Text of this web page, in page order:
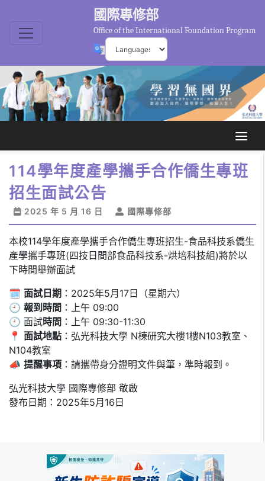
國際專修部
Office of the International Foundation Program
114學年度產學攜手合作僑生專班
招生面試公告
2025 年 5 月 16 日 國際專修部
本校114學年度產學攜手合作僑生專班招生-食品科技系僑生
產學攜手專班(四技日間部食品科技系-烘培科技組)將於以
下時間舉辦面試
🗓 面試日期 ：2025年5月17日（星期六）
🕘 報到時間 ：上午 09:00
🕘 面試時間 ：上午 09:30-11:30
📍 面試地點 ：弘光科技大學 N棟研究大樓1樓N103教室、
N104教室
📣 提醒事項 ：請攜帶身分證明文件與筆，準時報到。
弘光科技大學 國際專修部 敬啟
發布日期：2025年5月16日